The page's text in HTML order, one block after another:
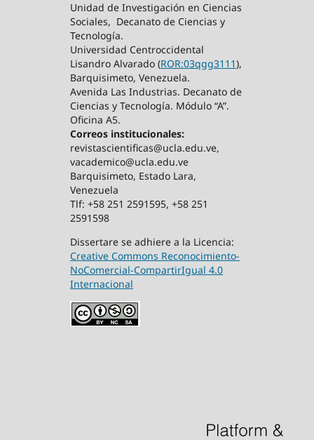
Unidad de Investigación en Ciencias
Sociales, Decanato de Ciencias y
Tecnología.
Universidad Centroccidental
Lisandro Alvarado (ROR:03qgg3111),
Barquisimeto, Venezuela.
Avenida Las Industrias. Decanato de
Ciencias y Tecnología. Módulo “A”.
Oficina A5.
Correos institucionales:
revistascientificas@ucla.edu.ve,
vacademico@ucla.edu.ve
Barquisimeto, Estado Lara,
Venezuela
Tlf: +58 251 2591595, +58 251
2591598
Dissertare se adhiere a la Licencia:
Creative Commons Reconocimiento-
NoComercial-CompartirIgual 4.0
Internacional